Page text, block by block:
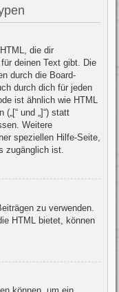
die dir
deinen Text gibt. Die
durch die Board-
durch dich für jeden
ist ähnlich wie HTML
und „]“) statt
Weitere
speziellen Hilfe-Seite,
zugänglich ist.
zu verwenden.
HTML bietet, können